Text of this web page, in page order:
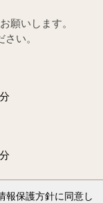
願いします。
い。
報保護方針に同意し